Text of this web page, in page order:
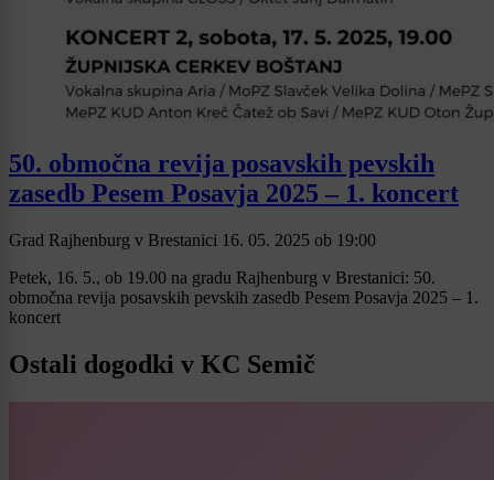
50. območna revija posavskih pevskih
zasedb Pesem Posavja 2025 – 1. koncert
Grad Rajhenburg v Brestanici 16. 05. 2025 ob 19:00
Petek, 16. 5., ob 19.00 na gradu Rajhenburg v Brestanici: 50.
območna revija posavskih pevskih zasedb Pesem Posavja 2025 – 1.
koncert
Ostali dogodki v KC Semič